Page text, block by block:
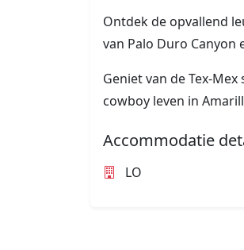
Ontdek de opvallend
van Palo Duro Canyon
Geniet van de Tex-
cowboy leven in
Accommodatie
LO